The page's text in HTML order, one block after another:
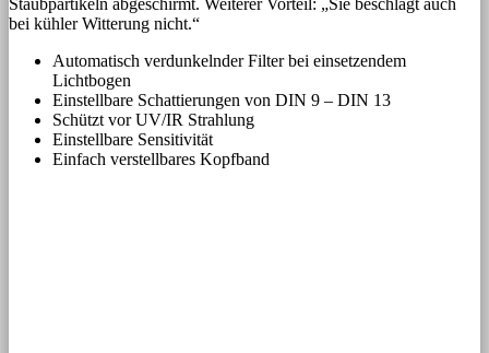
bei kühler Witterung nicht.“
Automatisch verdunkelnder Filter bei einsetzendem
Lichtbogen
Einstellbare Schattierungen von DIN 9 – DIN 13
Schützt vor UV/IR Strahlung
Einstellbare Sensitivität
Einfach verstellbares Kopfband